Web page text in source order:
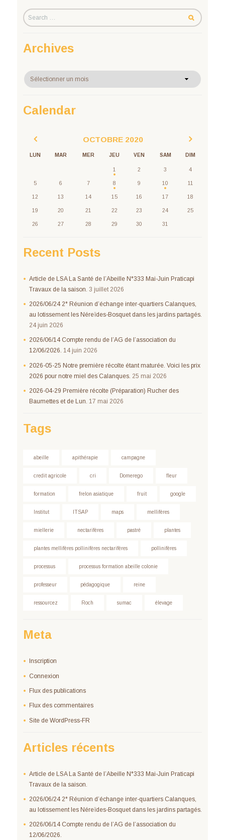
Archives
Archives
Calendar
OCTOBRE 2020
LUN MAR MER JEU VEN SAM DIM
1 2 3 4
5 6 7 8 9 10 11
12 13 14 15 16 17 18
19 20 21 22 23 24 25
26 27 28 29 30 31
Recent Posts
Article de LSA La Santé de l’Abeille N°333 Mai-Juin Praticapi
Travaux de la saison. 3 juillet 2026
2026/06/24 2° Réunion d’échange inter-quartiers Calanques,
au lotissement les Néreïdes-Bosquet dans les jardins partagés.
24 juin 2026
2026/06/14 Compte rendu de l’AG de l’association du
12/06/2026. 14 juin 2026
2026-05-25 Notre première récolte étant maturée. Voici les prix
2026 pour notre miel des Calanques. 25 mai 2026
2026-04-29 Première récolte (Préparation) Rucher des
Baumettes et de Lun. 17 mai 2026
Tags
abeille apithérapie campagne
credit agricole cri Domerego fleur
formation frelon asiatique fruit google
Institut ITSAP maps mellifères
miellerie nectarifères pastré plantes
plantes mellifères pollinifères nectarifères pollinifères
processus processus formation abeille colonie
professeur pédagogique reine
ressourcez Roch sumac élevage
Meta
Inscription
Connexion
Flux des publications
Flux des commentaires
Site de WordPress-FR
Articles récents
Article de LSA La Santé de l’Abeille N°333 Mai-Juin Praticapi
Travaux de la saison.
2026/06/24 2° Réunion d’échange inter-quartiers Calanques,
au lotissement les Néreïdes-Bosquet dans les jardins partagés.
2026/06/14 Compte rendu de l’AG de l’association du
12/06/2026.